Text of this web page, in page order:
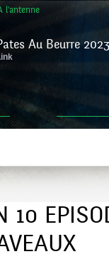
l'antenne
Au Beurre
10